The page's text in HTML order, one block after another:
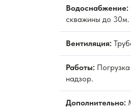
Водоснабжение:
скважины до 30м.
Вентиляция:
Работы:
надзор.
Дополнительно: